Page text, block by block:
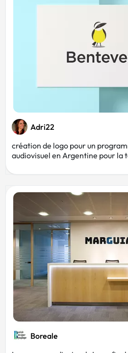
Adri22
création de logo pour un
audiovisuel en Argentine pour la
Boreale